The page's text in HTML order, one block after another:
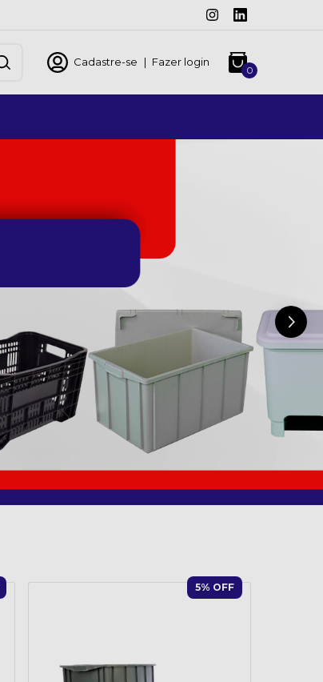
Cadastre-se | Fazer login
0
5% OFF